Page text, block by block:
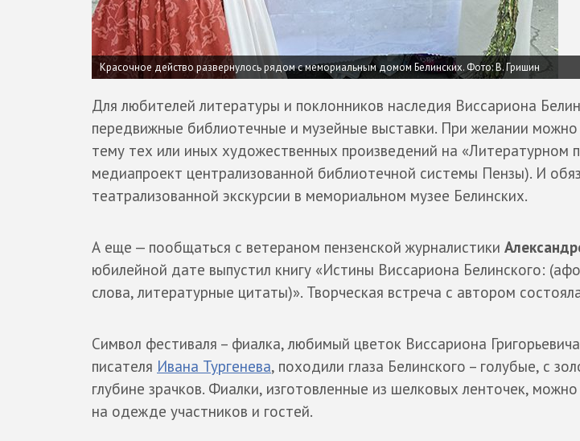
Красочное действо развернулось рядом с мемориальным домом Белинских. Фото: В. Гришин
Для любителей литературы и поклонников наследия Виссариона
передвижные библиотечные и музейные выставки. При желании
тему тех или иных художественных произведений на «Литературном
медиапроект централизованной библиотечной системы Пензы). И
театрализованной экскурсии в мемориальном музее Белинских.
А еще — пообщаться с ветераном пензенской журналистики
юбилейной дате выпустил книгу «Истины Виссариона Белинского:
слова, литературные цитаты)». Творческая встреча с автором
Символ фестиваля – фиалка, любимый цветок Виссариона
писателя Ивана Тургенева, походили глаза Белинского – голубые, с
глубине зрачков. Фиалки, изготовленные из шелковых ленточек,
на одежде участников и гостей.